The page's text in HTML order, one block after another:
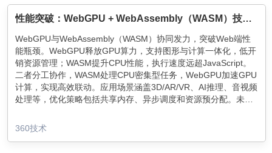
性能突破：WebGPU + WebAssembly（WASM）技术深度解析
WebGPU与WebAssembly（WASM）协同发力，突破Web端性
能瓶颈。WebGPU释放GPU算力，支持图形与计算一体化，低开
销资源管理；WASM提升CPU性能，执行速度远超JavaScript。
二者分工协作，WASM处理CPU密集型任务，WebGPU加速GPU
计算，实现高效联动。应用场景涵盖3D/AR/VR、AI推理、音视频
处理等，优化策略包括共享内存、异步调度和资源预分配。未
断拓展。
360技术